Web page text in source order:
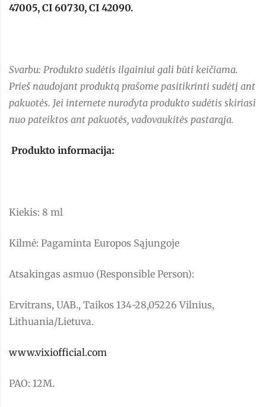
47005, CI 60730, CI 42090.
Svarbu: Produkto sudėtis ilgainiui gali būti keičiama.
Prieš naudojant produktą prašome pasitikrinti sudėtį ant
pakuotės. Jei internete nurodyta produkto sudėtis skiriasi
nuo pateiktos ant pakuotės, vadovaukitės pastarąja.
Produkto informacija:
Kiekis: 8 ml
Kilmė: Pagaminta Europos Sąjungoje
Atsakingas asmuo (Responsible Person):
Ervitrans, UAB., Taikos 134-28,05226 Vilnius,
Lithuania/Lietuva.
www.vixiofficial.com
PAO: 12M.